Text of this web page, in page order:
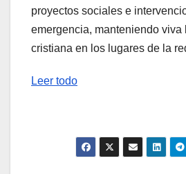
proyectos sociales e
emergencia, manteniendo viva
cristiana en los lugares de la
Leer todo